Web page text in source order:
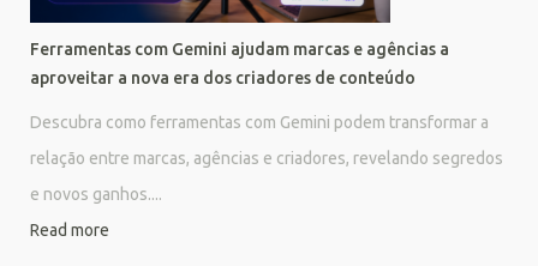
Ferramentas com Gemini ajudam marcas e agências a
aproveitar a nova era dos criadores de conteúdo
Descubra como ferramentas com Gemini podem transformar a
relação entre marcas, agências e criadores, revelando segredos
e novos ganhos....
Read more